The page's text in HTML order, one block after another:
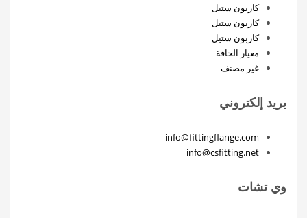
كاربون ستيل
كاربون ستيل
كاربون ستيل
معيار الحافة
غير مصنف
بريد إلكتروني
info@fittingflange.com
info@csfitting.net
وي تشات